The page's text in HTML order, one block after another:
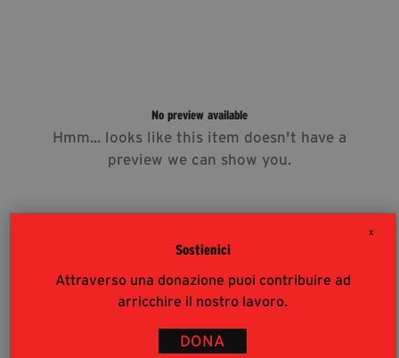
X
Sostienici
Attraverso una donazione puoi contribuire ad
arricchire il nostro lavoro.
DONA
Contatti
info@tramefestival.it
No preview available
Hmm... looks like this item doesn't have a
preview we can show you.
Accrediti Stampa
Accrediti Stampa. L'accesso al festival ai
pubblico (https://www.tramefestival.it/accesso-